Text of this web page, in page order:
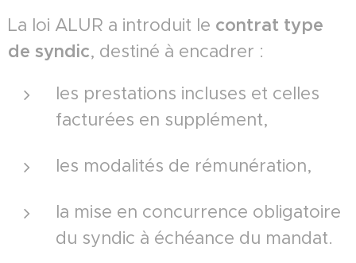
La loi ALUR a introduit le contrat type
de syndic, destiné à encadrer :
les prestations incluses et celles
facturées en supplément,
les modalités de rémunération,
la mise en concurrence obligatoire
du syndic à échéance du mandat.